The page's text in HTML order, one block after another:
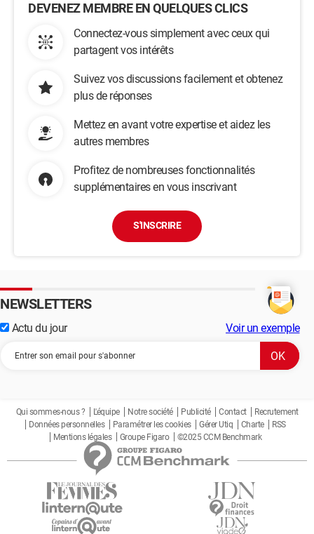
DEVENEZ MEMBRE EN QUELQUES CLICS
Connectez-vous simplement avec ceux qui
partagent vos intérêts
Suivez vos discussions facilement et obtenez
plus de réponses
Mettez en avant votre expertise et aidez les
autres membres
Profitez de nombreuses fonctionnalités
supplémentaires en vous inscrivant
S'INSCRIRE
NEWSLETTERS
Actu du jour Voir un exemple
Qui sommes-nous ? L'équipe Notre société Publicité Contact
Recrutement
Données personnelles
Paramétrer les cookies Gérer Utiq Charte
RSS
Mentions légales
Groupe Figaro ©2025 CCM Benchmark